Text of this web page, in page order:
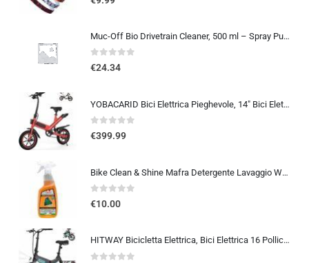
Muc-Off Bio Drivetrain Cleaner, 500 ml – Spray Pulisci Catena Bici e Sgrassatore Catena Bici – Efficace e Biodegradabile – Pe
0out of 5
€24.34
YOBACARID Bici Elettrica Pieghevole, 14″ Bici Elettrica da 250W Motore 36V 10.4AH Batteria, Autonomia di 45 KM Bici Pieghe…
0out of 5
€399.99
Bike Clean & Shine Mafra Detergente Lavaggio Waterless Senza Acqua per Moto, Scooter, Bici e Monopattini, Lavaggio a Secco, P
0out of 5
€10.00
HITWAY Bicicletta Elettrica, Bici Elettrica 16 Pollici, Pieghevole E BIKE Batteria 36V/7,8Ah, Motore 250W, Massima 25km/h,…